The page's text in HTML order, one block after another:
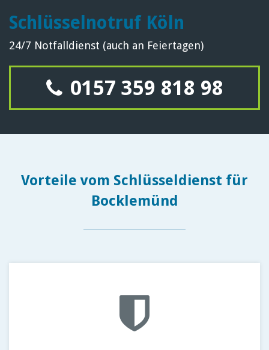
Schlüsselnotruf Köln
24/7 Notfalldienst (auch an Feiertagen)
0157 359 818 98
Vorteile vom Schlüsseldienst für
Bocklemünd